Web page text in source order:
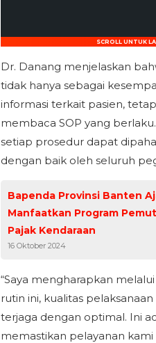
SCROLL UNTUK
Dr. Danang menjelaskan
tidak hanya sebagai
informasi terkait pasien,
membaca SOP yang
setiap prosedur dapat
dengan baik oleh seluruh
Bapenda Provinsi Banten
Manfaatkan Program
Pajak Kendaraan
16 Oktober 2024
“Saya mengharapkan
rutin ini, kualitas
terjaga dengan optimal. Ini
memastikan pelayanan